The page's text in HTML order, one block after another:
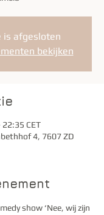
is afgesloten
bekijken
CET
4, 7607 ZD
show ‘Nee, wij zijn